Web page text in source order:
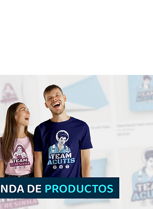
Ángel de la Guarda de Brasil
| Descargar gratis ilustración
de contorno sin fondo en
PNG